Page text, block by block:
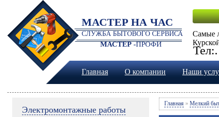
Самые
Главная О компании Наши
МАСТЕР НА ЧАС
СЛУЖБА БЫТОВОГО СЕРВИСА
МАСТЕР -ПРОФИ
Электромонтажные работы
Главная » Мелкий